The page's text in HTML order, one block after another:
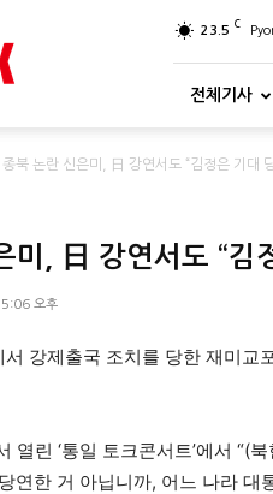
23.5 C
전체기사
종북 논란 신은미, 日 강연서도 “김정은 기대
미, 日 강연서도 “김
오후
강제출국 조치를 당한 재미교
열린 ‘통일 토크콘서트’에서 “(
연한 거 아닙니까, 어느 나라